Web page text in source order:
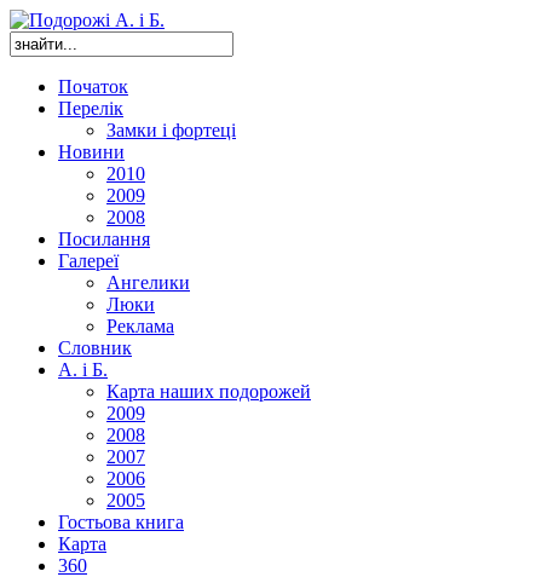
Початок
Перелік
Замки і фортеці
Новини
2010
2009
2008
Посилання
Галереї
Ангелики
Люки
Реклама
Словник
А. і Б.
Карта наших подорожей
2009
2008
2007
2006
2005
Гостьова книга
Карта
360